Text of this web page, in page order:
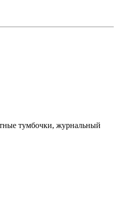
тумбочки, журнальный